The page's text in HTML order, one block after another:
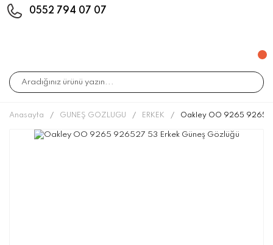
0552 794 07 07
Anasayfa GÜNEŞ GÖZLÜĞÜ ERKEK Oakley OO 9265